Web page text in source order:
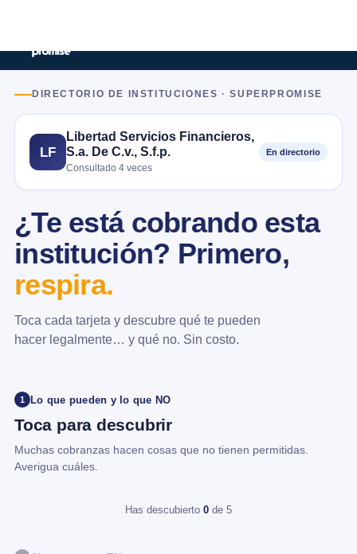
DIRECTORIO DE INSTITUCIONES · SUPERPROMISE
LF
Libertad Servicios Financieros,
S.a. De C.v., S.f.p.
Consultado 4 veces
En directorio
¿Te está cobrando esta
institución? Primero,
respira.
Toca cada tarjeta y descubre qué te pueden
hacer legalmente… y qué no. Sin costo.
1 Lo que pueden y lo que NO
Toca para descubrir
Muchas cobranzas hacen cosas que no tienen permitidas.
Averigua cuáles.
Has descubierto 0 de 5